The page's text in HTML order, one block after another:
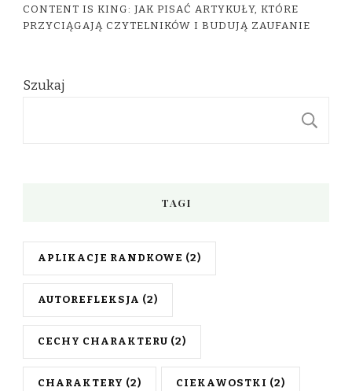
CONTENT IS KING: JAK PISAĆ ARTYKUŁY, KTÓRE
PRZYCIĄGAJĄ CZYTELNIKÓW I BUDUJĄ ZAUFANIE
Szukaj
TAGI
APLIKACJE RANDKOWE (2)
AUTOREFLEKSJA (2)
CECHY CHARAKTERU (2)
CHARAKTERY (2) CIEKAWOSTKI (2)